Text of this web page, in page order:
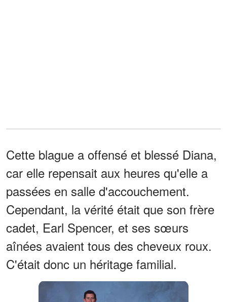
Cette blague a offensé et blessé Diana,
car elle repensait aux heures qu'elle a
passées en salle d'accouchement.
Cependant, la vérité était que son frère
cadet, Earl Spencer, et ses sœurs
aînées avaient tous des cheveux roux.
C'était donc un héritage familial.